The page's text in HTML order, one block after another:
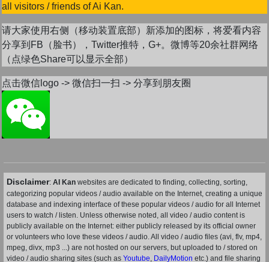
all visitors / friends of Ai Kan.
请大家使用右侧（移动装置底部）新添加的图标，将爱看内容
分享到FB（脸书），Twitter推特，G+。微博等20余社群网络
（点绿色Share可以显示全部）
点击微信logo -> 微信扫一扫 -> 分享到朋友圈
Disclaimer: AI Kan websites are dedicated to finding, collecting, sorting,
categorizing popular videos / audio available on the Internet, creating a unique
database and indexing interface of these popular videos / audio for all Internet
users to watch / listen. Unless otherwise noted, all video / audio content is
publicly available on the Internet: either publicly released by its official owner
or volunteers who love these videos / audio. All video / audio files (avi, flv, mp4,
mpeg, divx, mp3 ...) are not hosted on our servers, but uploaded to / stored on
video / audio sharing sites (such as Youtube DailyMotion etc.) and file sharing